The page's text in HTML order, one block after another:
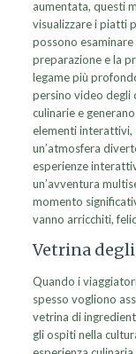
aumentata, questi
visualizzare i piatti
possono
preparazione e la
legame più
persino video degli
culinarie e
elementi interattivi,
un’atmosfera
esperienze
un’avventura
momento
vanno arricchiti,
Vetrina
Quando i
spesso vogliono
vetrina di
gli ospiti nella